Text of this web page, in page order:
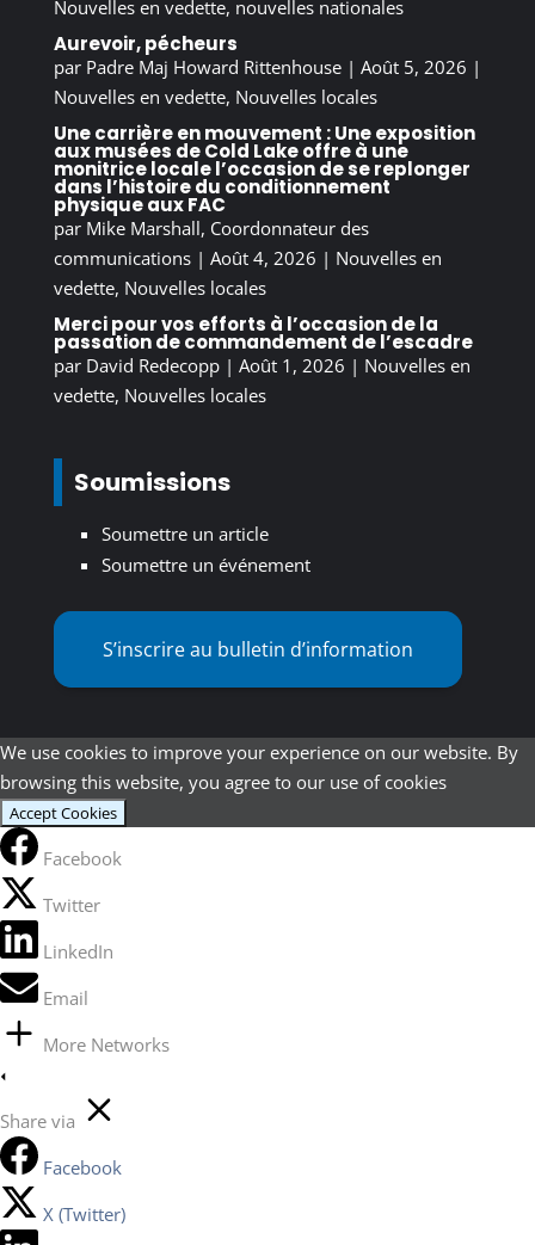
Nouvelles en vedette, nouvelles nationales
Aurevoir, pécheurs
par Padre Maj Howard Rittenhouse| Août 5, 2026 |
Nouvelles en vedette, Nouvelles locales
Une carrière en mouvement : Une exposition
aux musées de Cold Lake offre à une
monitrice locale l’occasion de se replonger
dans l’histoire du conditionnement
physique aux FAC
par Mike Marshall, Coordonnateur des
communications| Août 4, 2026 | Nouvelles en
vedette, Nouvelles locales
Merci pour vos efforts à l’occasion de la
passation de commandement de l’escadre
par David Redecopp| Août 1, 2026 | Nouvelles en
vedette, Nouvelles locales
Soumissions
Soumettre un article
Soumettre un événement
S’inscrire au bulletin d’information
We use cookies to improve your experience on our website. By
browsing this website, you agree to our use of cookies
Accept Cookies
Facebook
Twitter
LinkedIn
Email
More Networks
Share via
Facebook
X (Twitter)